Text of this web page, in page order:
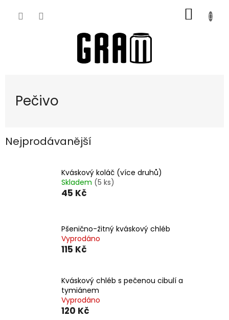
KOŠÍK
Pečivo
Nejprodávanější
Kváskový koláč (více druhů)
Skladem (5 ks)
45 Kč
Pšenično-žitný kváskový chléb
Vyprodáno
115 Kč
Kváskový chléb s pečenou cibulí a
tymiánem
Vyprodáno
120 Kč